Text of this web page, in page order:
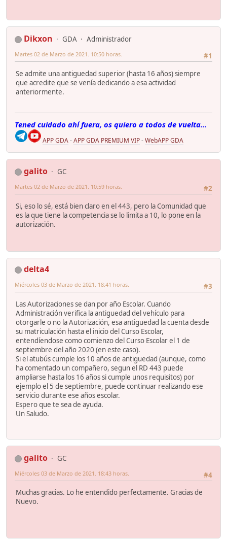
Dikxon GDA
Administrador
#1
Martes 02 de Marzo de 2021. 10:50 horas.
Se admite una antiguedad superior (hasta 16 años) siempre
que acredite que se venía dedicando a esa actividad
anteriormente.
Tened cuidado ahí fuera, os quiero a todos de vuelta...
APP GDA-APP GDA PREMIUM VIP-WebAPP GDA
galito
GC
#2
Martes 02 de Marzo de 2021. 10:59 horas.
Si, eso lo sé, está bien claro en el 443, pero la Comunidad que
es la que tiene la competencia se lo limita a 10, lo pone en la
autorización.
delta4
#3
Miércoles 03 de Marzo de 2021. 18:41 horas.
Las Autorizaciones se dan por año Escolar. Cuando
Administración verifica la antiguedad del vehículo para
otorgarle o no la Autorización, esa antiguedad la cuenta desde
su matriculación hasta el inicio del Curso Escolar,
entendíendose como comienzo del Curso Escolar el 1 de
septiembre del año 2020 (en este caso).
Si el atubús cumple los 10 años de antiguedad (aunque, como
ha comentado un compañero, segun el RD 443 puede
ampliarse hasta los 16 años si cumple unos requisitos) por
ejemplo el 5 de septiembre, puede continuar realizando ese
servicio durante ese años escolar.
Espero que te sea de ayuda.
Un Saludo.
galito
GC
#4
Miércoles 03 de Marzo de 2021. 18:43 horas.
Muchas gracias. Lo he entendido perfectamente. Gracias de
Nuevo.